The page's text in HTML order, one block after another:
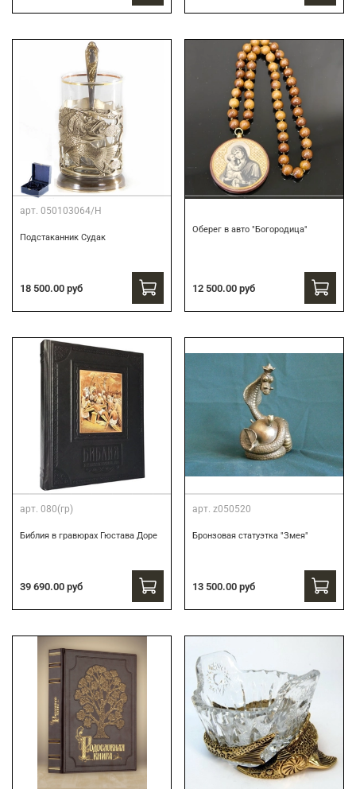
арт. 050103064/Н
Подстаканник Судак
18 500.00 руб
Оберег в авто "Богородица"
12 500.00 руб
арт. 080(гр)
Библия в гравюрах Гюстава Доре
39 690.00 руб
арт. z050520
Бронзовая статуэтка "Змея"
13 500.00 руб